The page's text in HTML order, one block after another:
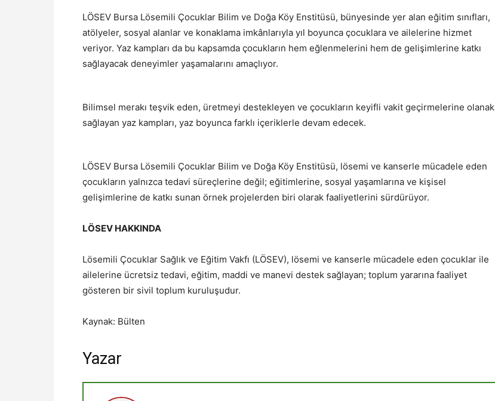
LÖSEV Bursa Lösemili Çocuklar Bilim ve Doğa Köy Enstitüsü, bünyesinde yer alan eğitim sınıfları,
atölyeler, sosyal alanlar ve konaklama imkânlarıyla yıl boyunca çocuklara ve ailelerine hizmet
veriyor. Yaz kampları da bu kapsamda çocukların hem eğlenmelerini hem de gelişimlerine katkı
sağlayacak deneyimler yaşamalarını amaçlıyor.
Bilimsel merakı teşvik eden, üretmeyi destekleyen ve çocukların keyifli vakit geçirmelerine olanak
sağlayan yaz kampları, yaz boyunca farklı içeriklerle devam edecek.
LÖSEV Bursa Lösemili Çocuklar Bilim ve Doğa Köy Enstitüsü, lösemi ve kanserle mücadele eden
çocukların yalnızca tedavi süreçlerine değil; eğitimlerine, sosyal yaşamlarına ve kişisel
gelişimlerine de katkı sunan örnek projelerden biri olarak faaliyetlerini sürdürüyor.
LÖSEV HAKKINDA
Lösemili Çocuklar Sağlık ve Eğitim Vakfı (LÖSEV), lösemi ve kanserle mücadele eden çocuklar ile
ailelerine ücretsiz tedavi, eğitim, maddi ve manevi destek sağlayan; toplum yararına faaliyet
gösteren bir sivil toplum kuruluşudur.
Kaynak: Bülten
Yazar